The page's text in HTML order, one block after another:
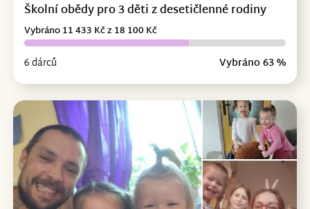
Školní obědy pro 3 děti z desetičlenné rodiny
6 dárců Vybráno 63 %
Vybráno 11 433 Kč z 18 100 Kč